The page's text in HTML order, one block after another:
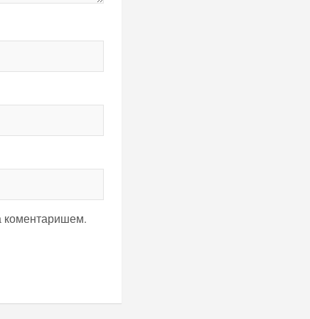
коментаришем.